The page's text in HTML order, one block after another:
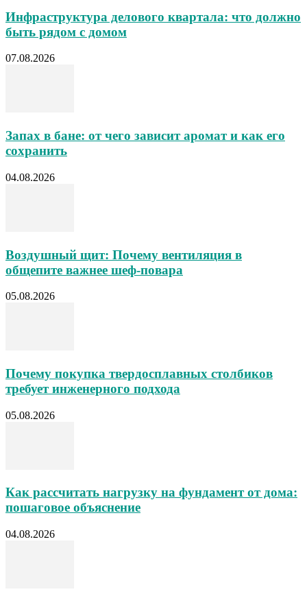
Инфраструктура делового квартала: что должно
быть рядом с домом
07.08.2026
Запах в бане: от чего зависит аромат и как его
сохранить
04.08.2026
Воздушный щит: Почему вентиляция в
общепите важнее шеф-повара
05.08.2026
Почему покупка твердосплавных столбиков
требует инженерного подхода
05.08.2026
Как рассчитать нагрузку на фундамент от дома:
пошаговое объяснение
04.08.2026